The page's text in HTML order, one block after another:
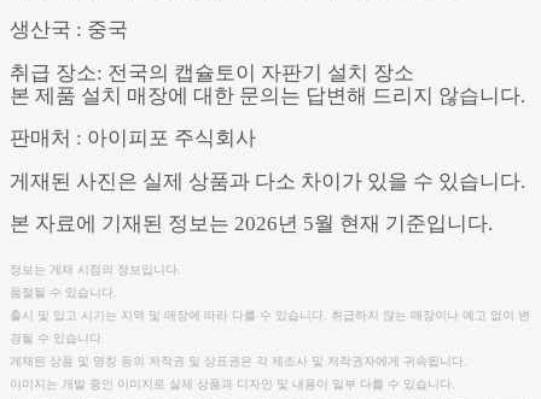
생산국 : 중국
취급 장소: 전국의 캡슐토이 자판기 설치 장소
본 제품 설치 매장에 대한 문의는 답변해 드리지 않습니다.
판매처 : 아이피포 주식회사
게재된 사진은 실제 상품과 다소 차이가 있을 수 있습니다.
본 자료에 기재된 정보는 2026년 5월 현재 기준입니다.
정보는 게재 시점의 정보입니다.
품절될 수 있습니다.
출시 및 입고 시기는 지역 및 매장에 따라 다를 수 있습니다. 취급하지 않는 매장이나 예고 없이 변
경될 수 있습니다.
게재된 상품 및 명칭 등의 저작권 및 상표권은 각 제조사 및 저작권자에게 귀속됩니다.
이미지는 개발 중인 이미지로 실제 상품과 디자인 및 내용이 일부 다를 수 있습니다.